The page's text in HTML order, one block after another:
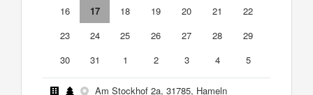
16
17 18 19 20 21
22
23
24 25 26 27 28
29
30
31 1 2 3 4 5
Am Stockhof 2a, 31785, Hameln